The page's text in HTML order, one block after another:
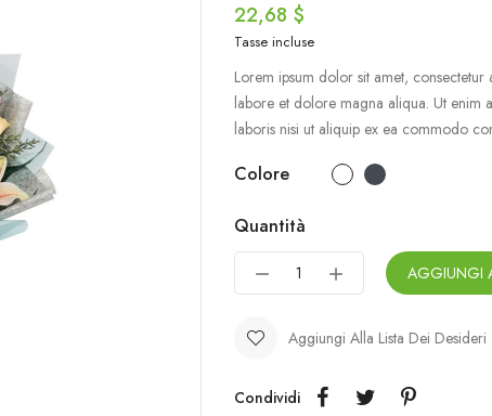
22,68 $
Tasse incluse
Lorem ipsum dolor sit amet,
labore et dolore magna aliqua. Ut enim
laboris nisi ut aliquip ex ea commodo
Colore
Quantità
AGGIUNGI
Aggiungi Alla Lista Dei Desideri
Condividi